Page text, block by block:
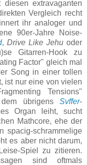
extravaganten
Vergleich recht
ihr analoger und
90er-Jahre Noise-
, Drive Like Jehu oder
Gitarren-Hook zu
Factor" gleich mal
Song in einer tollen
ist nur eine von vielen
Tensions"
übrigens Svffer-
Organ leiht, sucht
Mathcore, ehe der
spacig-schrammelige
es aber nicht darum,
Spiel zu zitieren.
sind oftmals